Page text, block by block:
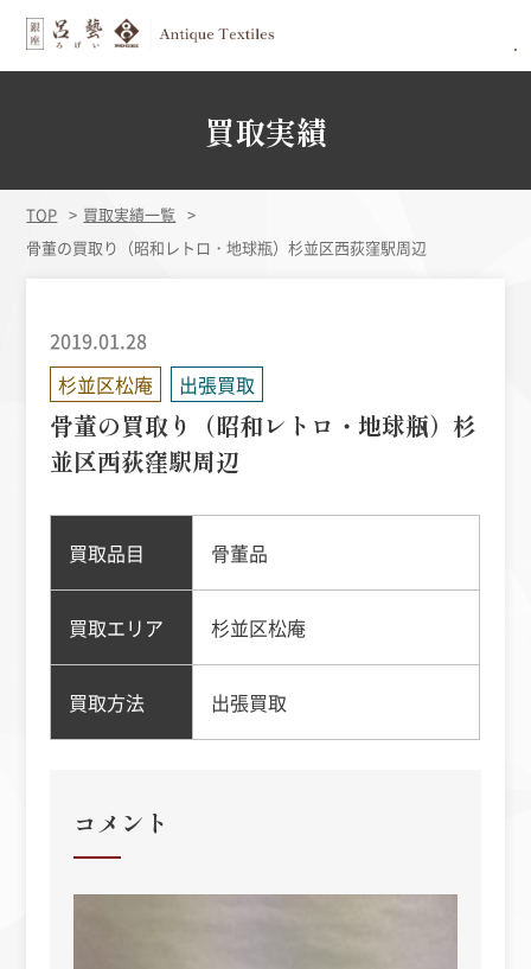
買取実績
TOP
買取実績一覧
骨董の買取り（昭和レトロ・地球瓶）杉並区西荻窪駅周辺
2019.01.28
杉並区松庵
出張買取
骨董の買取り（昭和レトロ・地球瓶）杉
並区西荻窪駅周辺
買取品目 骨董品
買取エリア 杉並区松庵
買取方法 出張買取
コメント